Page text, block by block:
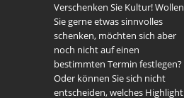
Verschenken Sie Kultur! Wollen
Sie gerne etwas sinnvolles
schenken, möchten sich aber
noch nicht auf einen
bestimmten Termin festlegen?
Oder können Sie sich nicht
entscheiden, welches Highlight